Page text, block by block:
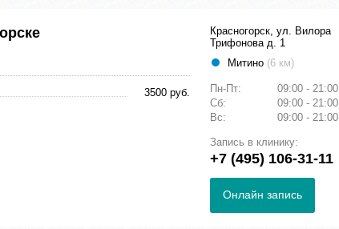
3500 руб.
Красногорск, ул. Вилора
Трифонова д. 1
Митино (6 км)
Пн-Пт:
09:00 - 21:00
Сб:
09:00 - 21:00
Вс:
09:00 - 21:00
Запись в клинику:
+7 (495) 106-31-11
Онлайн запись